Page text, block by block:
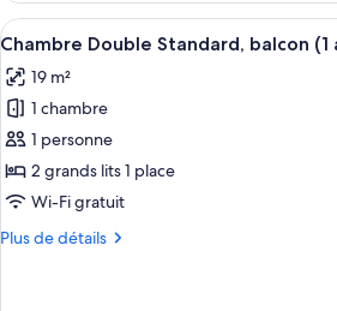
Standard,
balcon
(2
adults)
type
de
Chambre
Double
Standard,
balcon
(2
adults)
Afficher
toutes
les
photos
pour
ce
type
chambre :
Une
4
Chambre Double Standard, balcon (1
19 m²
1 chambre
1 personne
2 grands lits 1 place
Wi-Fi gratuit
Plus de détails
Plus